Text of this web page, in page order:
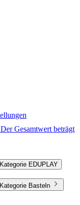
Gesamtwert beträgt
EDUPLAY
Basteln